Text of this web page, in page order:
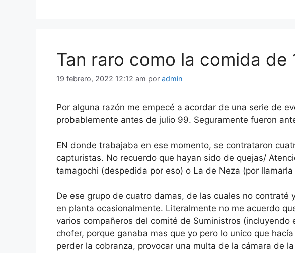
Tan raro como la comida de
19 febrero, 2022 12:12 am por admin
Por alguna razón me empecé a acordar de una serie de
probablemente antes de julio 99. Seguramente fueron
EN donde trabajaba en ese momento, se contrataron
capturistas. No recuerdo que hayan sido de quejas/
tamagochi (despedida por eso) o La de Neza (por
De ese grupo de cuatro damas, de las cuales no contraté
en planta ocasionalmente. Literalmente no me acuerdo
varios compañeros del comité de Suministros (incluyendo
chofer, porque ganaba mas que yo pero lo unico que
perder la cobranza, provocar una multa de la cámara de